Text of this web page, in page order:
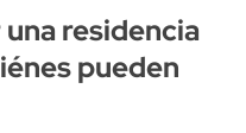
residencia
pueden